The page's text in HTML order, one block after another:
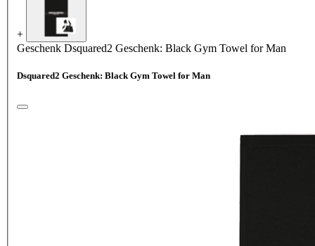
+
Geschenk Dsquared2 Geschenk: Black Gym Towel for Man
Dsquared2 Geschenk: Black Gym Towel for Man